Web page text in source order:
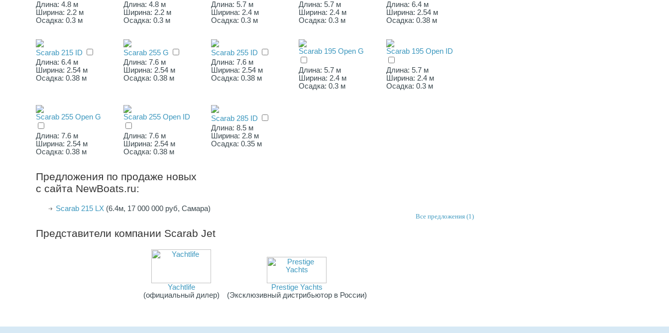
Длина: 4.8 м
Ширина: 2.2 м
Осадка: 0.3 м
Длина: 4.8 м
Ширина: 2.2 м
Осадка: 0.3 м
Длина: 5.7 м
Ширина: 2.4 м
Осадка: 0.3 м
Длина: 5.7 м
Ширина: 2.4 м
Осадка: 0.3 м
Длина: 6.4 м
Ширина: 2.54 м
Осадка: 0.38 м
Scarab 215 ID
Длина: 6.4 м
Ширина: 2.54 м
Осадка: 0.38 м
Scarab 255 G
Длина: 7.6 м
Ширина: 2.54 м
Осадка: 0.38 м
Scarab 255 ID
Длина: 7.6 м
Ширина: 2.54 м
Осадка: 0.38 м
Scarab 195 Open G
Длина: 5.7 м
Ширина: 2.4 м
Осадка: 0.3 м
Scarab 195 Open ID
Длина: 5.7 м
Ширина: 2.4 м
Осадка: 0.3 м
Scarab 255 Open G
Длина: 7.6 м
Ширина: 2.54 м
Осадка: 0.38 м
Scarab 255 Open ID
Длина: 7.6 м
Ширина: 2.54 м
Осадка: 0.38 м
Scarab 285 ID
Длина: 8.5 м
Ширина: 2.8 м
Осадка: 0.35 м
Предложения по продаже новых
с сайта NewBoats.ru:
Scarab 215 LX (6.4м, 17 000 000 руб, Самара)
Все предложения (1)
Представители компании Scarab Jet
Yachtlife
(официальный дилер)
Prestige Yachts
(Эксклюзивный дистрибьютор в России)